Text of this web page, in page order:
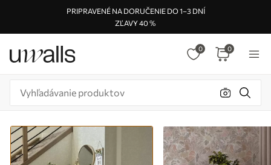
PRIPRAVENÉ NA DORUČENIE DO 1–3 DNÍ
ZĽAVY 40 %
0 0